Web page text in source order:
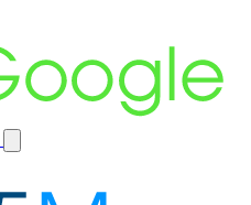
Switch